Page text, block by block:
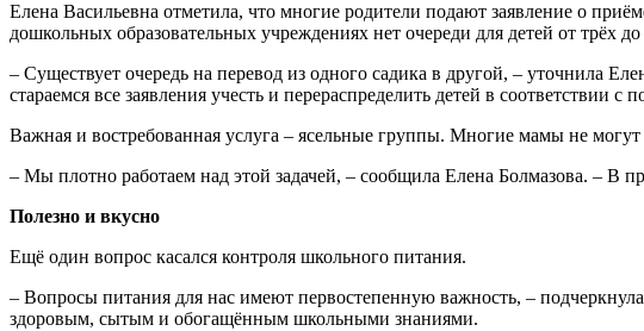
Елена Васильевна отметила, что многие родители подают заявление о
дошкольных образовательных учреждениях нет очереди для детей от трёх до
– Существует очередь на перевод из одного садика в другой, – уточнила
стараемся все заявления учесть и перераспределить детей в соответствии с
Важная и востребованная услуга – ясельные группы. Многие мамы не
– Мы плотно работаем над этой задачей, – сообщила Елена Болмазова. – В
Полезно и вкусно
Ещё один вопрос касался контроля школьного питания.
– Вопросы питания для нас имеют первостепенную важность, –
здоровым, сытым и обогащённым школьными знаниями.